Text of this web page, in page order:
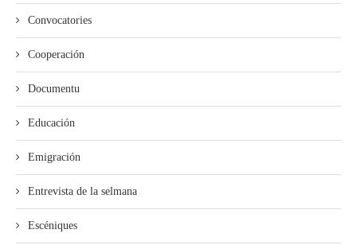
Convocatories
Cooperación
Documentu
Educación
Emigración
Entrevista de la selmana
Escéniques